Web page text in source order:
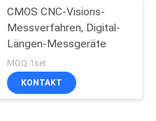
Produktionsüberwachung
gewährleistet
CMOS CNC-Visions-
Messverfahren, Digital-
Längen-Messgeräte
MOQ:1set
KONTAKT